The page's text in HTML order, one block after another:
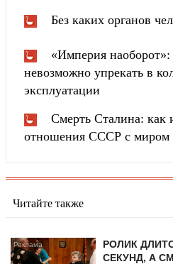
Без каких органов
«Империя
невозможно упрекать в
эксплуатации
Смерть Сталина: как
отношения СССР с миром
Читайте также
РОЛИК
СЕКУНД, А